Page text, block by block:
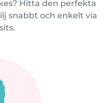
Hitta den perfekta
snabbt och enkelt via